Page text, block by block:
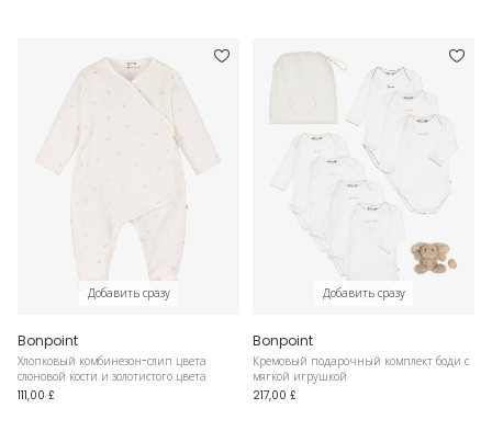
Добавить сразу
Bonpoint
Хлопковый комбинезон-слип цвета
слоновой кости и золотистого цвета
111,00 £
Добавить сразу
Bonpoint
Кремовый подарочный комплект боди с
мягкой игрушкой
217,00 £